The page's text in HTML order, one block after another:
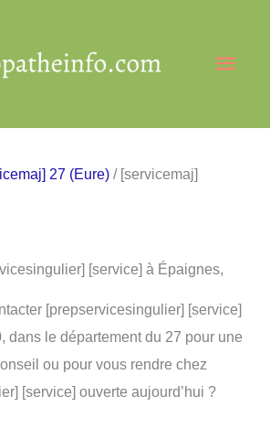
27 (Eure) / [servicemaj]
[service] à Épaignes,
[prepservicesingulier] [service]
dans le département du 27 pour une
ou pour vous rendre chez
[service] ouverte aujourd’hui ?